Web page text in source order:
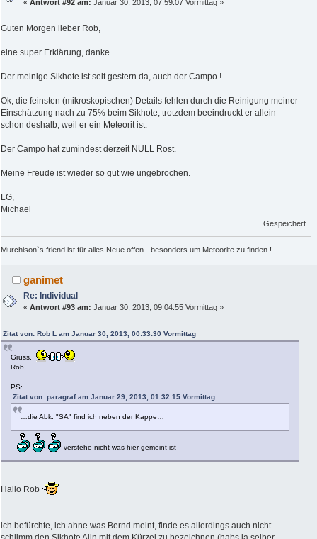
«Antwort #92 am: Januar 30, 2013, 07:59:07 Vormittag »
Guten Morgen lieber Rob,
eine super Erklärung, danke.
Der meinige Sikhote ist seit gestern da, auch der Campo !
Ok, die feinsten (mikroskopischen) Details fehlen durch die Reinigung meiner
Einschätzung nach zu 75% beim Sikhote, trotzdem beeindruckt er allein
schon deshalb, weil er ein Meteorit ist.
Der Campo hat zumindest derzeit NULL Rost.
Meine Freude ist wieder so gut wie ungebrochen.
LG,
Michael
Gespeichert
Murchison`s friend ist für alles Neue offen - besonders um Meteorite zu finden !
ganimet
Re: Individual
«Antwort #93 am: Januar 30, 2013, 09:04:55 Vormittag »
Zitat von: Rob L am Januar 30, 2013, 00:33:30 Vormittag
Gruss,
Rob
PS:
Zitat von: paragraf am Januar 29, 2013, 01:32:15 Vormittag
…die Abk. "SA" find ich neben der Kappe…
verstehe nicht was hier gemeint ist
Hallo Rob
ich befürchte, ich ahne was Bernd meint, finde es allerdings auch nicht